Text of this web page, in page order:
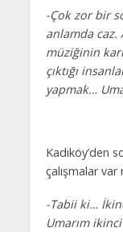
-Çok zor bir
anlamda caz.
müziğinin
çıktığı
yapmak…
Kadıköy’den
çalışmalar var
-Tabii ki…
Umarım